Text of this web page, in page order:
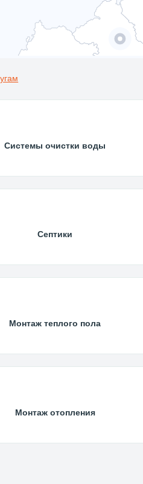
Системы очистки воды
Септики
Монтаж теплого пола
Монтаж отопления